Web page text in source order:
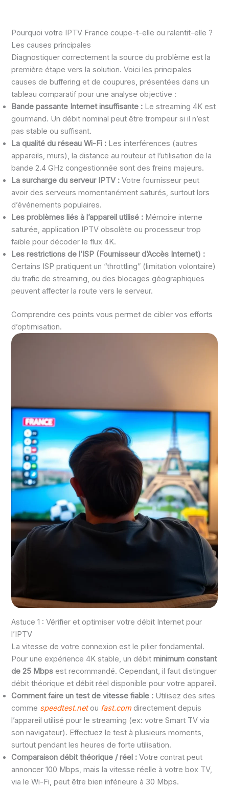
Pourquoi votre IPTV France coupe-t-elle ou ralentit-elle ?
Les causes principales
Diagnostiquer correctement la source du problème est la
première étape vers la solution. Voici les principales
causes de buffering et de coupures, présentées dans un
tableau comparatif pour une analyse objective :
Bande passante Internet insuffisante : Le streaming 4K est
gourmand. Un débit nominal peut être trompeur si il n’est
pas stable ou suffisant.
La qualité du réseau Wi-Fi : Les interférences (autres
appareils, murs), la distance au routeur et l’utilisation de la
bande 2.4 GHz congestionnée sont des freins majeurs.
La surcharge du serveur IPTV : Votre fournisseur peut
avoir des serveurs momentanément saturés, surtout lors
d’événements populaires.
Les problèmes liés à l’appareil utilisé : Mémoire interne
saturée, application IPTV obsolète ou processeur trop
faible pour décoder le flux 4K.
Les restrictions de l’ISP (Fournisseur d’Accès Internet) :
Certains ISP pratiquent un “throttling” (limitation volontaire)
du trafic de streaming, ou des blocages géographiques
peuvent affecter la route vers le serveur.
Comprendre ces points vous permet de cibler vos efforts
d’optimisation.
Astuce 1 : Vérifier et optimiser votre débit Internet pour
l’IPTV
La vitesse de votre connexion est le pilier fondamental.
Pour une expérience 4K stable, un débitminimum constant
de 25 Mbps est recommandé. Cependant, il faut distinguer
débit théorique et débit réel disponible pour votre appareil.
Comment faire un test de vitesse fiable : Utilisez des sites
comme speedtest.netou fast.com directement depuis
l’appareil utilisé pour le streaming (ex: votre Smart TV via
son navigateur). Effectuez le test à plusieurs moments,
surtout pendant les heures de forte utilisation.
Comparaison débit théorique / réel : Votre contrat peut
annoncer 100 Mbps, mais la vitesse réelle à votre box TV,
via le Wi-Fi, peut être bien inférieure à 30 Mbps.